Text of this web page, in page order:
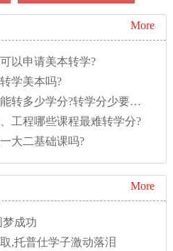
More
以申请美本转学?
学美本吗?
美本转学：国内大学课程能转多少学分?转学分少要多读一年怎么办?
工程哪些课程最难转学分?
大二基础课吗?
More
成功
,托普仕学子激动落泪